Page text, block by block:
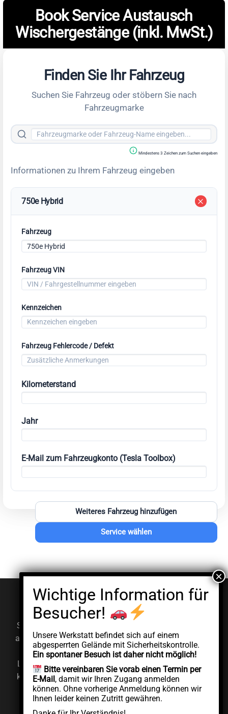
Book Service Austausch
Wischergestänge (inkl. MwSt.)
Finden Sie Ihr Fahrzeug
Suchen Sie Fahrzeug oder stöbern Sie nach
Fahrzeugmarke
Mindestens 3 Zeichen zum Suchen eingeben
Informationen zu Ihrem Fahrzeug eingeben
750e Hybrid
Fahrzeug
Fahrzeug VIN
Kennzeichen
Fahrzeug Fehlercode / Defekt
Kilometerstand
Jahr
E-Mail zum Fahrzeugkonto (Tesla Toolbox)
Weiteres Fahrzeug hinzufügen
Service wählen
© EV Clinic 2026
Impressum Datenschutzerklärung
Serviceleistungen, Diagnosen und Reparaturen werden
ausschließlich von der autorisierten juristischen Person
AddCycle GMBH durchgeführt, die unabhängig unter
Lizenz der Marke EV Clinic agiert. EV Clinic übernimmt
keine Verantwortung für die Ausführung, das Ergebnis,
die Preisgestaltung, die Gewährleistung oder etwaige
Schäden im Zusammenhang mit der erbrachten
Unsere Werkstatt befindet sich auf einem
abgesperrten Gelände mit Sicherheitskontrolle.
Ein spontaner Besuch ist daher nicht möglich!
Bitte vereinbaren Sie vorab einen Termin per
E-Mail, damit wir Ihren Zugang anmelden
können. Ohne vorherige Anmeldung können wir
Ihnen leider keinen Zutritt gewähren.